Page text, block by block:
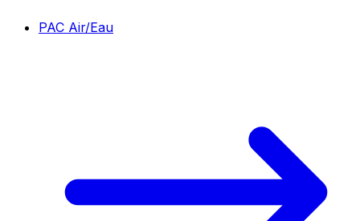
PAC Air/Eau